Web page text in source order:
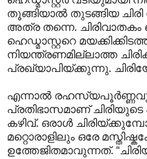
തൂങ്ങിയാൽ തുടങ്ങിയ
അത്ര തന്നെ.
ഹെഡ്മാസ്റ്ററെ
നിയന്ത്രണമില്ലാത്ത
പ്രഖ്യാ‍പിയ്ക്കുന്നു.
എന്നാൽ
പ്രതിഭാസമാണ് ചിരിയുടെ
കഴിവ്. ഒരാൾ
മറ്റൊരാളിലും ഒരേ
ഉത്തേജിതമാവുന്നത്.